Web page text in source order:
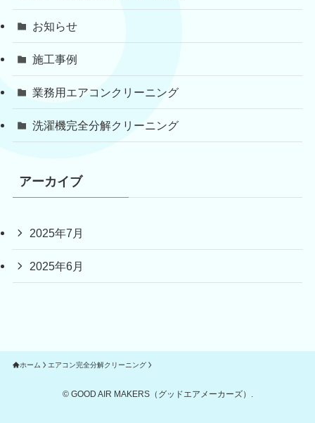
お知らせ
施工事例
業務用エアコンクリーニング
洗濯機完全分解クリーニング
アーカイブ
2025年7月
2025年6月
ホーム エアコン完全分解クリーニング
©GOOD AIR MAKERS（グッドエアメーカーズ）.